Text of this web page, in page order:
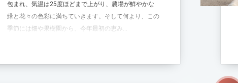
包まれ、気温は25度ほどまで上がり、農場が鮮やかな
緑と花々の色彩に満ちていきます。そして何より、この
季節には畑や果樹園から、今年最初の恵み...